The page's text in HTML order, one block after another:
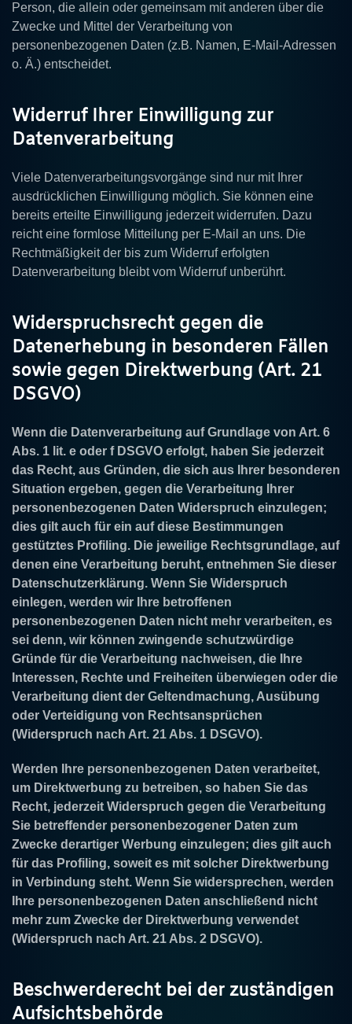
Person, die allein oder gemeinsam mit anderen über die
Zwecke und Mittel der Verarbeitung von
personenbezogenen Daten (z.B. Namen, E-Mail-Adressen
o. Ä.) entscheidet.
Widerruf Ihrer Einwilligung zur
Datenverarbeitung
Viele Datenverarbeitungsvorgänge sind nur mit Ihrer
ausdrücklichen Einwilligung möglich. Sie können eine
bereits erteilte Einwilligung jederzeit widerrufen. Dazu
reicht eine formlose Mitteilung per E-Mail an uns. Die
Rechtmäßigkeit der bis zum Widerruf erfolgten
Datenverarbeitung bleibt vom Widerruf unberührt.
Widerspruchsrecht gegen die
Datenerhebung in besonderen Fällen
sowie gegen Direktwerbung (Art. 21
DSGVO)
Wenn die Datenverarbeitung auf Grundlage von Art. 6
Abs. 1 lit. e oder f DSGVO erfolgt, haben Sie jederzeit
das Recht, aus Gründen, die sich aus Ihrer besonderen
Situation ergeben, gegen die Verarbeitung Ihrer
personenbezogenen Daten Widerspruch einzulegen;
dies gilt auch für ein auf diese Bestimmungen
gestütztes Profiling. Die jeweilige Rechtsgrundlage, auf
denen eine Verarbeitung beruht, entnehmen Sie dieser
Datenschutzerklärung. Wenn Sie Widerspruch
einlegen, werden wir Ihre betroffenen
personenbezogenen Daten nicht mehr verarbeiten, es
sei denn, wir können zwingende schutzwürdige
Gründe für die Verarbeitung nachweisen, die Ihre
Interessen, Rechte und Freiheiten überwiegen oder die
Verarbeitung dient der Geltendmachung, Ausübung
oder Verteidigung von Rechtsansprüchen
(Widerspruch nach Art. 21 Abs. 1 DSGVO).
Werden Ihre personenbezogenen Daten verarbeitet,
um Direktwerbung zu betreiben, so haben Sie das
Recht, jederzeit Widerspruch gegen die Verarbeitung
Sie betreffender personenbezogener Daten zum
Zwecke derartiger Werbung einzulegen; dies gilt auch
für das Profiling, soweit es mit solcher Direktwerbung
in Verbindung steht. Wenn Sie widersprechen, werden
Ihre personenbezogenen Daten anschließend nicht
mehr zum Zwecke der Direktwerbung verwendet
(Widerspruch nach Art. 21 Abs. 2 DSGVO).
Beschwerderecht bei der zuständigen
Aufsichtsbehörde